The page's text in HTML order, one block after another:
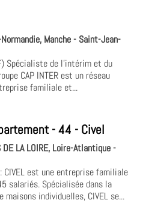
Manche - Saint-Jean-
Spécialiste de l'intérim et du
CAP INTER est un réseau
familiale et...
- 44 - Civel
DE LA LOIRE, Loire-Atlantique -
CIVEL est une entreprise familiale
salariés. Spécialisée dans la
individuelles, CIVEL se...